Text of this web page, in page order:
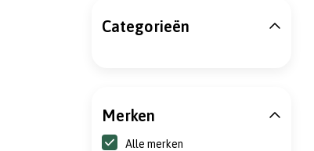
Categorieën
Merken
Alle merken